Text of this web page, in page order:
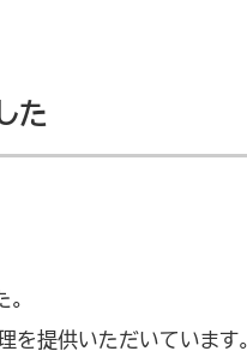
た
を提供いただいています。